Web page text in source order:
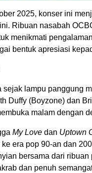
2025, konser ini
Ribuan nasabah
menikmati
bentuk apresiasi
sejak lampu panggung
Duffy (Boyzone) dan
malam dengan
My Love dan Uptown
era pop 90-an dan
bersama dari ribuan
dan penuh